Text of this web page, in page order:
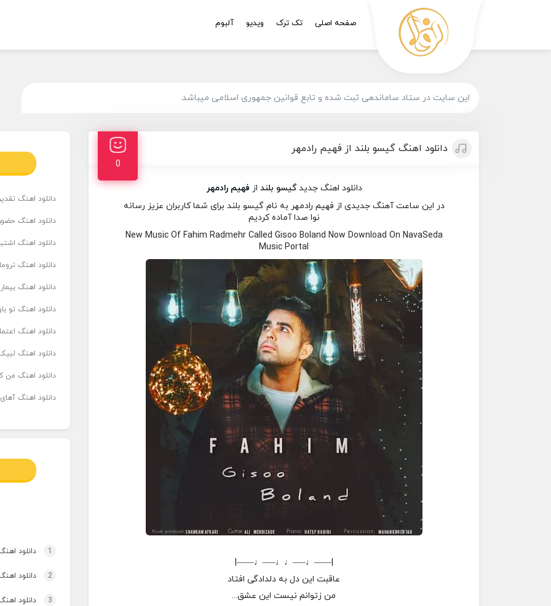
صفحه اصلی تک ترک ویدیو آلبوم
این سایت در ستاد ساماندهی ثبت شده و تابع قوانین جمهوری اسلامی میباشد.
دانلود اهنگ گیسو بلند از فهیم رادمهر
0
دانلود اهنگ جدیدگیسو بلند از فهیم رادمهر
در این ساعت آهنگ جدیدی از فهیم رادمهر به نام گیسو بلند برای شما کاربران عزیز رسانه
نوا صدا آماده کردیم
New Music Of Fahim Radmehr Called Gisoo Boland Now Download On NavaSeda
Music Portal
|——♩—–♩♩—–♩——|
عاقبت این دل به دلدادگی افتاد
من زتوانم نیست این عشق...
دانلود اهنگ
دانلود اهنگ
دانلود اهنگ
دانلود اهنگ
دانلود اهنگ
دانلود اهنگ تو
دانلود اهنگ
دانلود اهنگ
دانلود اهنگ من
دانلود اهنگ
1 دانلود اهنگ تاپ و
2 دانلود
3 دانلود اهنگ برنو